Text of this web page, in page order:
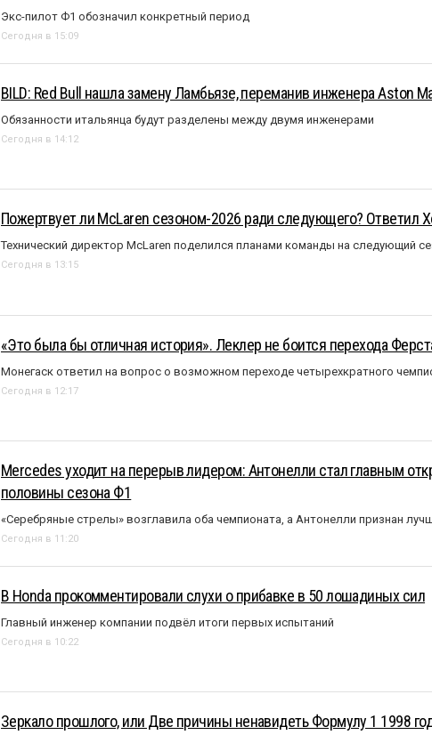
Экс-пилот Ф1 обозначил конкретный период
Сегодня в 15:09
BILD: Red Bull нашла замену Ламбьязе, переманив инженера Aston
Обязанности итальянца будут разделены между двумя инженерами
Сегодня в 14:12
Пожертвует ли McLaren сезоном-2026 ради следующего? Ответил
Технический директор McLaren поделился планами команды на следующий
Сегодня в 13:15
«Это была бы отличная история». Леклер не боится перехода
Монегаск ответил на вопрос о возможном переходе четырехкратного
Сегодня в 12:17
Mercedes уходит на перерыв лидером: Антонелли стал главным
половины сезона Ф1
«Серебряные стрелы» возглавила оба чемпионата, а Антонелли признан
Сегодня в 11:20
В Honda прокомментировали слухи о прибавке в 50 лошадиных сил
Главный инженер компании подвёл итоги первых испытаний
Сегодня в 10:22
Зеркало прошлого, или Две причины ненавидеть Формулу 1 1998